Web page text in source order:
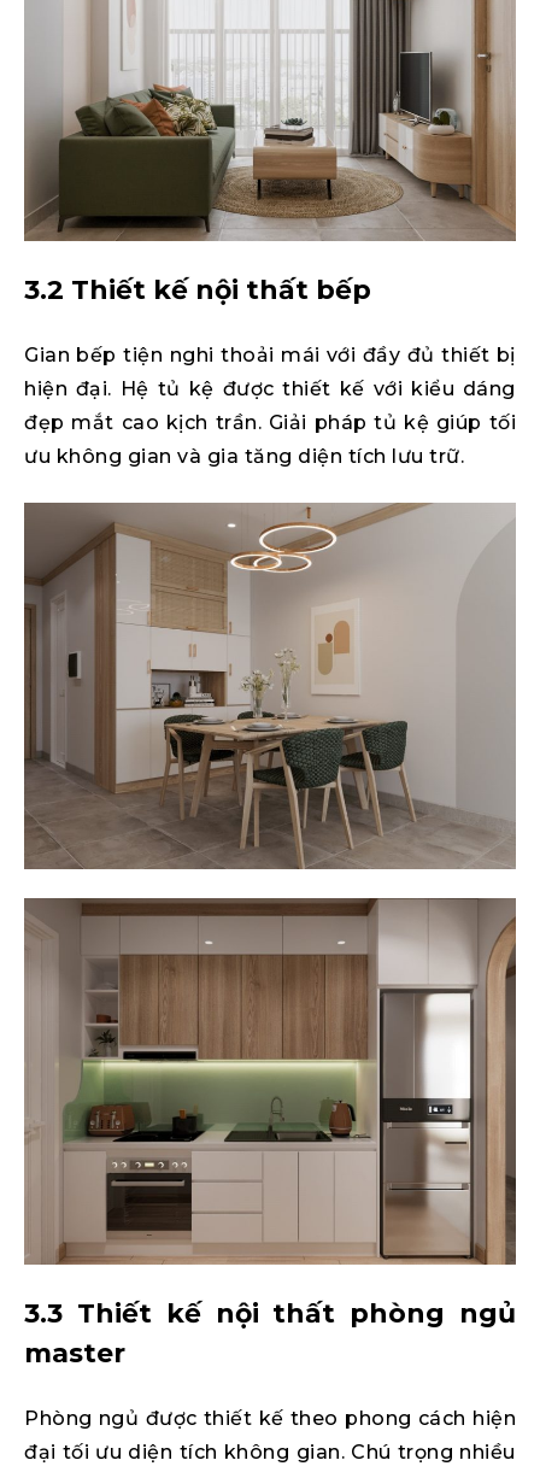
3.2 Thiết kế nội thất bếp
Gian bếp tiện nghi thoải mái với đầy đủ thiết bị
hiện đại. Hệ tủ kệ được thiết kế với kiểu dáng
đẹp mắt cao kịch trần. Giải pháp tủ kệ giúp tối
ưu không gian và gia tăng diện tích lưu trữ.
3.3 Thiết kế nội thất phòng ngủ
master
Phòng ngủ được thiết kế theo phong cách hiện
đại tối ưu diện tích không gian. Chú trọng nhiều